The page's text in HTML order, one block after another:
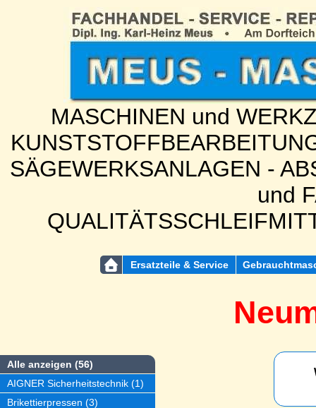
MASCHINEN und
SÄGEWERKSANLAGEN -
und
Ersatzteile & Service
Alle anzeigen (56)
AIGNER Sicherheitstechnik (1)
Brikettierpressen (3)